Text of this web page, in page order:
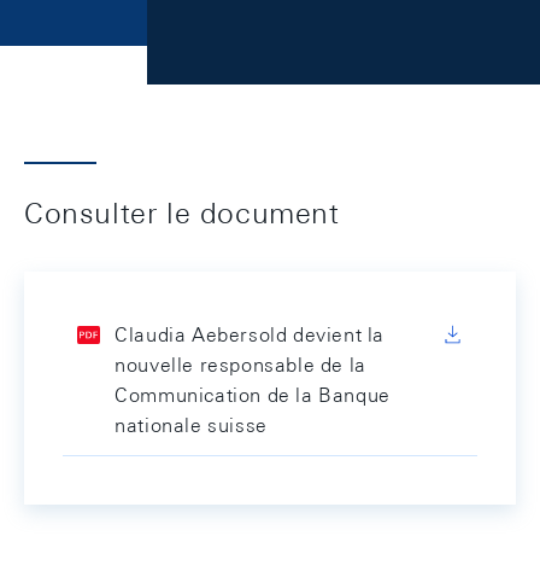
Consulter le document
Claudia Aebersold devient la
nouvelle responsable de la
Communication de la Banque
nationale suisse